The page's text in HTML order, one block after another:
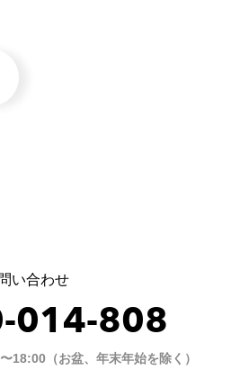
い合わせ
014-808
18:00（お盆、年末年始を除く）